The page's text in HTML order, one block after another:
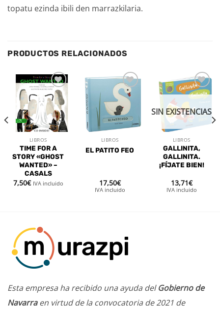
topatu ezinda ibili den marrazkilaria.
PRODUCTOS RELACIONADOS
Añadir
a la
lista de
deseos
LIBROS
TIME FOR A
STORY «GHOST
WANTED» –
CASALS
7,50€ IVA incluido
Añadir
a la
lista de
deseos
LIBROS
EL PATITO FEO
17,50€
IVA incluido
Añadir
lista de
deseos
SIN EXISTENCIAS
LIBROS
GALLINITA,
GALLINITA.
¡FÍJATE BIEN!
13,71€
IVA incluido
Esta empresa ha recibido una ayuda delGobierno de
Navarraen virtud de la convocatoria de 2021 de